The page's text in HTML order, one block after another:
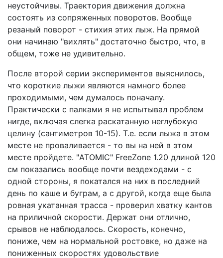
неустойчивы. Траектория движения должна
состоять из сопряженных поворотов. Вообще
резаный поворот - стихия этих лыж. На прямой
они начинаю "вихлять" достаточно быстро, что, в
общем, тоже не удивительно.
После второй серии экспериментов выяснилось,
что короткие лыжи являются намного более
проходимыми, чем думалось поначалу.
Практически с палками я не испытывал проблем
нигде, включая слегка раскатанную неглубокую
целину (сантиметров 10-15). Т.е. если лыжа в этом
месте не проваливается - то вы на ней в этом
месте пройдете. "ATOMIC" FreeZone 1.20 длиной 120
см показались вообще почти вездеходами - с
одной стороны, я покатался на них в последний
день по каше и буграм, а с другой, когда еще была
ровная укатанная трасса - проверил хватку кантов
на приличной скорости. Держат они отлично,
срывов не наблюдалось. Скорость, конечно,
пониже, чем на нормальной ростовке, но даже на
пониженных скоростях удовольствие